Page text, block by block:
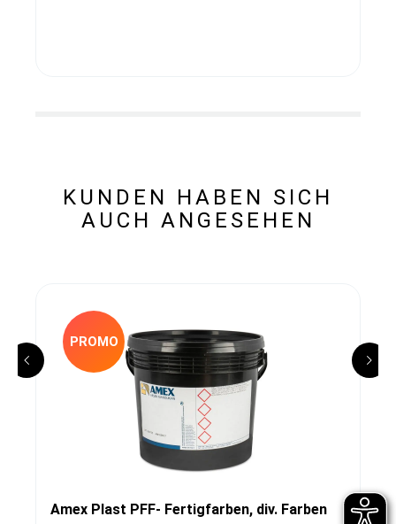
KUNDEN HABEN SICH
AUCH ANGESEHEN
PROMO
Amex Plast PFF- Fertigfarben, div. Farben